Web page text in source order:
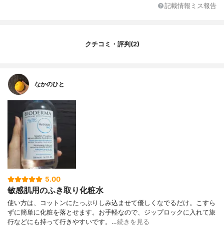
記載情報ミス報告
クチコミ・評判(2)
なかのひと
5.00
敏感肌用のふき取り化粧水
使い方は、コットンにたっぷりしみ込ませて優しくなでるだけ。こすら
ずに簡単に化粧を落とせます。お手軽なので、ジップロックに入れて旅
行などにも持って行きやすいです。…続きを見る